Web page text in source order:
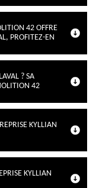
42 OFFRE
PROFITEZ-EN
? SA
42
KYLLIAN
KYLLIAN